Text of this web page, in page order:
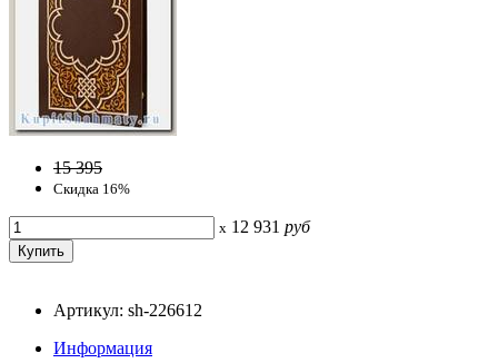
15 395
Скидка 16%
x 12 931 руб
Артикул: sh-226612
Информация